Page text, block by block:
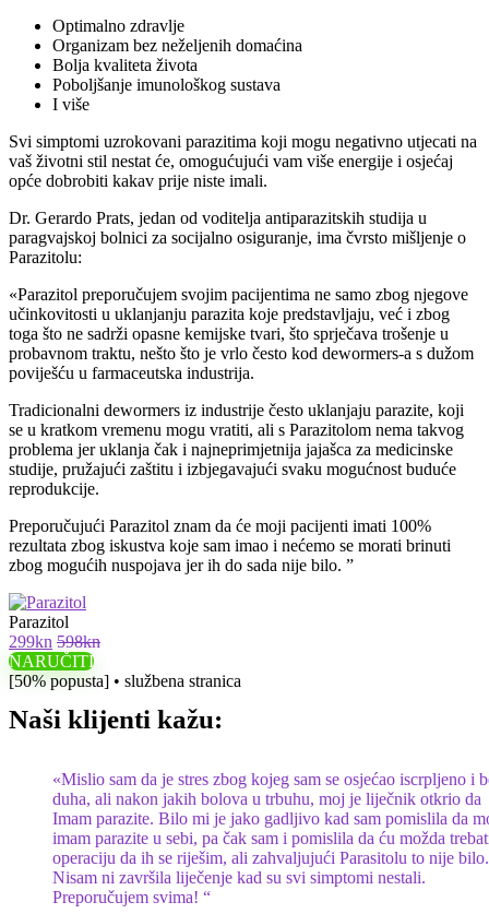
Optimalno zdravlje
Organizam bez neželjenih domaćina
Bolja kvaliteta života
Poboljšanje imunološkog sustava
I više
Svi simptomi uzrokovani parazitima koji mogu negativno utjecati na
vaš životni stil nestat će, omogućujući vam više energije i osjećaj
opće dobrobiti kakav prije niste imali.
Dr. Gerardo Prats, jedan od voditelja antiparazitskih studija u
paragvajskoj bolnici za socijalno osiguranje, ima čvrsto mišljenje o
Parazitolu:
«Parazitol preporučujem svojim pacijentima ne samo zbog njegove
učinkovitosti u uklanjanju parazita koje predstavljaju, već i zbog
toga što ne sadrži opasne kemijske tvari, što sprječava trošenje u
probavnom traktu, nešto što je vrlo često kod dewormers-a s dužom
poviješću u farmaceutska industrija.
Tradicionalni dewormers iz industrije često uklanjaju parazite, koji
se u kratkom vremenu mogu vratiti, ali s Parazitolom nema takvog
problema jer uklanja čak i najneprimjetnija jajašca za medicinske
studije, pružajući zaštitu i izbjegavajući svaku mogućnost buduće
reprodukcije.
Preporučujući Parazitol znam da će moji pacijenti imati 100%
rezultata zbog iskustva koje sam imao i nećemo se morati brinuti
zbog mogućih nuspojava jer ih do sada nije bilo. ”
Parazitol
299kn 598kn
NARUČITI
[50% popusta] • službena stranica
Naši klijenti kažu:
«Mislio sam da je stres zbog kojeg sam se osjećao iscrpljeno i
duha, ali nakon jakih bolova u trbuhu, moj je liječnik otkrio da
Imam parazite. Bilo mi je jako gadljivo kad sam pomislila da
imam parazite u sebi, pa čak sam i pomislila da ću možda
operaciju da ih se riješim, ali zahvaljujući Parasitolu to nije bilo.
Nisam ni završila liječenje kad su svi simptomi nestali.
Preporučujem svima! “